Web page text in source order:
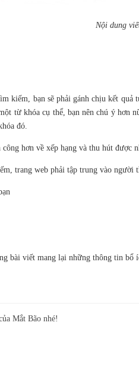
Nội dung
kiếm, bạn sẽ phải gánh chịu kết
từ khóa cụ thể, bạn nên chú ý hơn
đó.
hơn về xếp hạng và thu hút được
trang web phải tập trung vào người
bài viết mang lại những thông tin bổ
Mắt Bão nhé!